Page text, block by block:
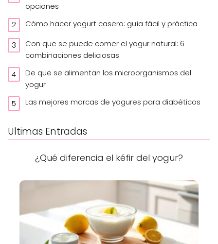
opciones
Cómo hacer yogurt casero: guía fácil y práctica
Con que se puede comer el yogur natural: 6
combinaciones deliciosas
De que se alimentan los microorganismos del
yogur
Las mejores marcas de yogures para diabéticos
Ultimas Entradas
¿Qué diferencia el kéfir del yogur?